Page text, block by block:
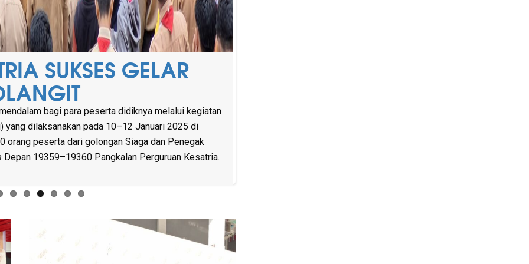
LAKSANAKAN
KE RAHMAT ZOO
MEDAN
GELAR P5 “GAYA
KREATIVITAS
LINGKUNGAN
GELAR LOMBA
JEPANG &
ACEH 2025
SUKSES GELAR
bagi para peserta didiknya melalui kegiatan
yang dilaksanakan pada 10–12 Januari 2025 di
peserta dari golongan Siaga dan Penegak
19359–19360 Pangkalan Perguruan Kesatria.
GELAR
WAKIL KETUA
GELAR STUDY TOUR